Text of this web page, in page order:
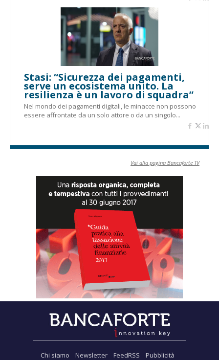
Stasi: “Sicurezza dei pagamenti,
serve un ecosistema unito. La
resilienza è un lavoro di squadra”
Nel mondo dei pagamenti digitali, le minacce non possono
essere affrontate da un solo attore o da un singolo...
Vai alla pagina Bancaforte TV
Chi siamo Newsletter FeedRSS
Pubblicità